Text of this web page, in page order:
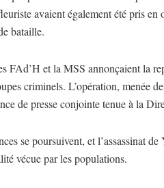
avaient également été pris
bataille.
FAd’H et la MSS annonçaient la
criminels. L’opération, menée
de presse conjointe tenue à la
se poursuivent, et l’assassinat
vécue par les populations.